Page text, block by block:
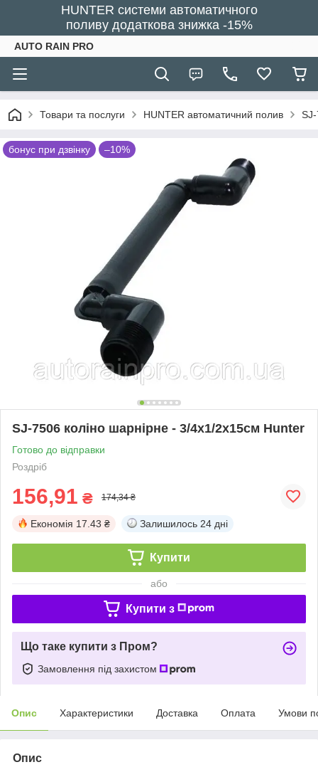
HUNTER системи автоматичного
поливу додаткова знижка -15%
AUTO RAIN PRO
Товари та послуги HUNTER автоматичний полив
бонус при дзвінку –10%
SJ-7506 коліно шарнірне - 3/4х1/2x15см Hunter
Готово до відправки
Роздріб
156,91 ₴ 174,34 ₴
Економія 17.43 ₴ Залишилось 24 дні
Купити
або
Купити з
Що таке купити з Пром?
Замовлення під захистом
Опис Характеристики Доставка Оплата Умови
Опис